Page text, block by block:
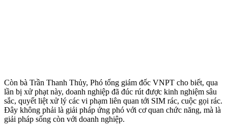
Còn bà Trần Thanh Thủy, Phó tổng giám đốc VNPT cho biết, qua
lần bị xử phạt này, doanh nghiệp đã đúc rút được kinh nghiệm sâu
sắc, quyết liệt xử lý các vi phạm liên quan tới SIM rác, cuộc gọi rác.
Đây không phải là giải pháp ứng phó với cơ quan chức năng, mà là
giải pháp sống còn với doanh nghiệp.